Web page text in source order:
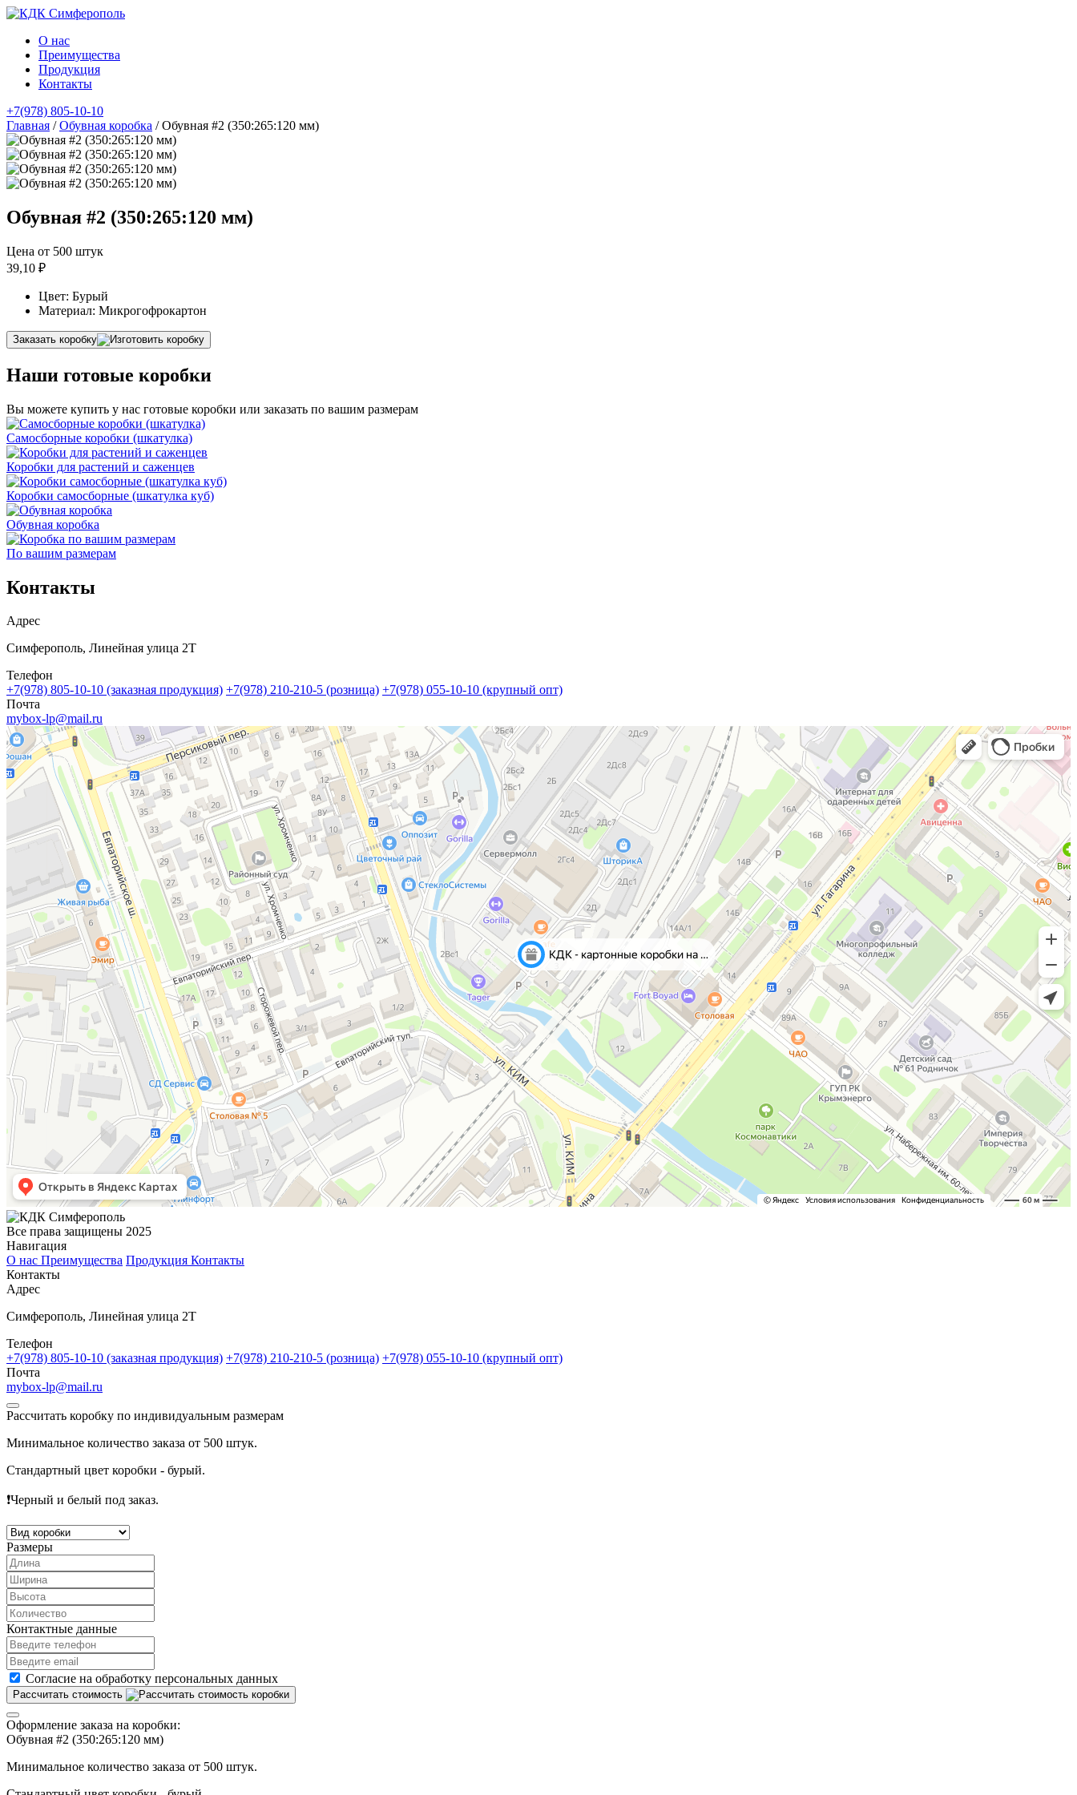
О нас
Преимущества
Продукция
Контакты
+7(978) 805-10-10
Главная /Обувная коробка / Обувная #2 (350:265:120 мм)
Обувная #2 (350:265:120 мм)
Цена от 500 штук
39,10 ₽
Цвет: Бурый
Материал: Микрогофрокартон
Заказать коробку
Наши готовые коробки
Вы можете купить у нас готовые коробки или заказать по вашим размерам
Самосборные коробки (шкатулка)
Коробки для растений и саженцев
Коробки самосборные (шкатулка куб)
Обувная коробка
По вашим размерам
Контакты
Адрес
Симферополь, Линейная улица 2Т
Телефон
+7(978) 805-10-10 (заказная продукция) +7(978) 210-210-5 (розница) +7(978) 055-10-10 (крупный опт)
Почта
mybox-lp@mail.ru
Все права защищены 2025
Навигация
О нас Преимущества Продукция Контакты
Контакты
Адрес
Симферополь, Линейная улица 2Т
Телефон
+7(978) 805-10-10 (заказная продукция) +7(978) 210-210-5 (розница) +7(978) 055-10-10 (крупный опт)
Почта
mybox-lp@mail.ru
Рассчитать коробку по индивидуальным размерам
Минимальное количество заказа от 500 штук.
Стандартный цвет коробки - бурый.
❗️Черный и белый под заказ.
Размеры
Контактные данные
Согласие на обработку персональных данных
Рассчитать стоимость
Оформление заказа на коробки:
Обувная #2 (350:265:120 мм)
Минимальное количество заказа от 500 штук.